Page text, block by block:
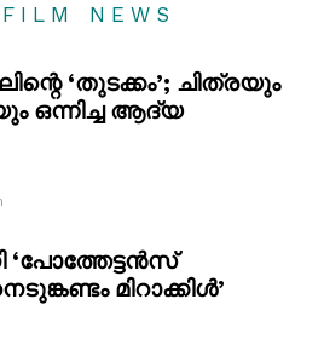
FILM NEWS
‘തുടക്കം’; ചിത്രയും
ഒന്നിച്ച ആദ്യ
‘പോത്തേട്ടൻസ്
മിറാക്കിൾ’